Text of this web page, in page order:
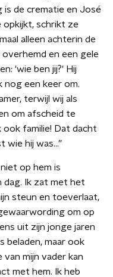
is de crematie en José
opkijkt, schrikt ze
alleen achterin de
en een gele
'wie ben jij?' Hij
nog een keer om.
terwijl wij als
om afscheid te
ook familie! Dat dacht
wie hij was...”
op hem is
dag. Ik zat met het
steun en toeverlaat,
om op
uit zijn jonge jaren
beladen, maar ook
van mijn vader kan
met hem. Ik heb